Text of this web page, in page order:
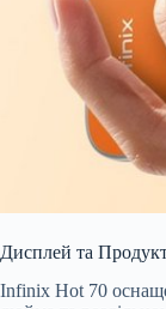
Дисплей та
Infinix Hot 70